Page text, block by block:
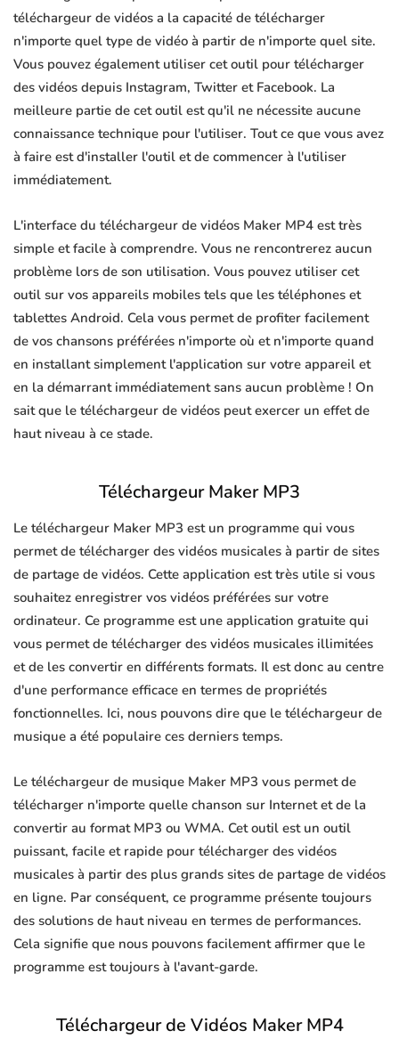
téléchargeur de vidéos a la capacité de télécharger
n'importe quel type de vidéo à partir de n'importe quel site.
Vous pouvez également utiliser cet outil pour télécharger
des vidéos depuis Instagram, Twitter et Facebook. La
meilleure partie de cet outil est qu'il ne nécessite aucune
connaissance technique pour l'utiliser. Tout ce que vous avez
à faire est d'installer l'outil et de commencer à l'utiliser
immédiatement.
L'interface du téléchargeur de vidéos Maker MP4 est très
simple et facile à comprendre. Vous ne rencontrerez aucun
problème lors de son utilisation. Vous pouvez utiliser cet
outil sur vos appareils mobiles tels que les téléphones et
tablettes Android. Cela vous permet de profiter facilement
de vos chansons préférées n'importe où et n'importe quand
en installant simplement l'application sur votre appareil et
en la démarrant immédiatement sans aucun problème ! On
sait que le téléchargeur de vidéos peut exercer un effet de
haut niveau à ce stade.
Téléchargeur Maker MP3
Le téléchargeur Maker MP3 est un programme qui vous
permet de télécharger des vidéos musicales à partir de sites
de partage de vidéos. Cette application est très utile si vous
souhaitez enregistrer vos vidéos préférées sur votre
ordinateur. Ce programme est une application gratuite qui
vous permet de télécharger des vidéos musicales illimitées
et de les convertir en différents formats. Il est donc au centre
d'une performance efficace en termes de propriétés
fonctionnelles. Ici, nous pouvons dire que le téléchargeur de
musique a été populaire ces derniers temps.
Le téléchargeur de musique Maker MP3 vous permet de
télécharger n'importe quelle chanson sur Internet et de la
convertir au format MP3 ou WMA. Cet outil est un outil
puissant, facile et rapide pour télécharger des vidéos
musicales à partir des plus grands sites de partage de vidéos
en ligne. Par conséquent, ce programme présente toujours
des solutions de haut niveau en termes de performances.
Cela signifie que nous pouvons facilement affirmer que le
programme est toujours à l'avant-garde.
Téléchargeur de Vidéos Maker MP4